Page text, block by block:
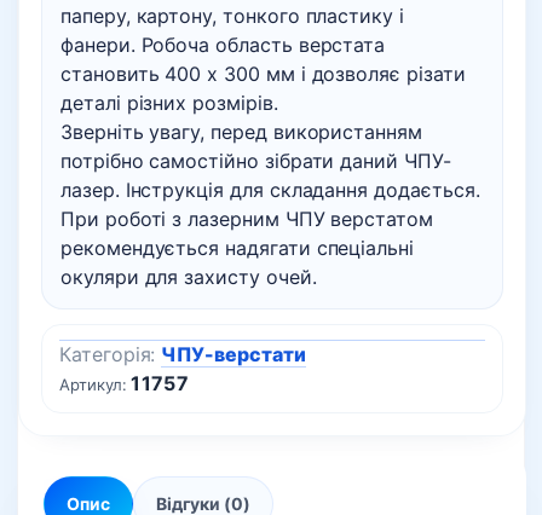
паперу, картону, тонкого пластику і
фанери. Робоча область верстата
становить 400 х 300 мм і дозволяє різати
деталі різних розмірів.
Зверніть увагу, перед використанням
потрібно самостійно зібрати даний ЧПУ-
лазер. Інструкція для складання додається.
При роботі з лазерним ЧПУ верстатом
рекомендується надягати спеціальні
окуляри для захисту очей.
Артикул:11757
Категорія: ЧПУ-верстати
Опис Відгуки (0)